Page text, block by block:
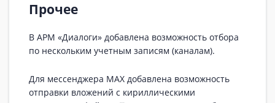
Прочее
В АРМ «Диалоги» добавлена возможность отбора
по нескольким учетным записям (каналам).
Для мессенджера MAX добавлена возможность
отправки вложений с кириллическими